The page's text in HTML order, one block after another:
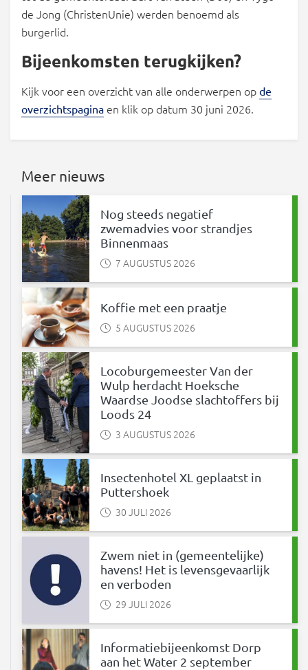
de Jong (ChristenUnie) werden benoemd als
burgerlid.
Bijeenkomsten terugkijken?
Kijk voor een overzicht van alle onderwerpen op de
overzichtspagina en klik op datum 30 juni 2026.
Meer nieuws
Nog steeds negatief
zwemadvies voor strandjes
Binnenmaas
7 AUGUSTUS 2026
Koffie met een praatje
5 AUGUSTUS 2026
Locoburgemeester Van der
Wulp herdacht Hoeksche
Waardse Joodse slachtoffers bij
Loods 24
3 AUGUSTUS 2026
Insectenhotel XL geplaatst in
Puttershoek
30 JULI 2026
Zwem niet in (gemeentelijke)
havens! Het is levensgevaarlijk
en verboden
29 JULI 2026
Informatiebijeenkomst Dorp
aan het Water 2 september